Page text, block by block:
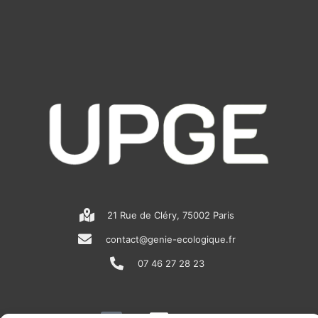
21 Rue de Cléry, 75002 Paris
contact@genie-ecologique.fr
07 46 27 28 23